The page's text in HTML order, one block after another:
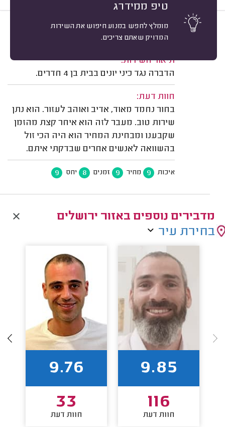
טיפ ממידרג
מומלץ לחפש במנוע חיפוש את השירות
המדויק שאתם צריכים.
דן כהן, ירושלים.
משוב: 08/06/2024
תיאור השירות:
הדברה נגד כיני יונים בבית בן 4 חדרים.
חוות דעת:
בחור נחמד מאוד, אדיב ואוהב לעזור. הוא נתן
שירות טוב. מעבר לזה הוא איחר קצת מהזמן
שקבענו ומבחינת המחיר הוא היה הכי זול
בהשוואה לאנשים אחרים שבדקתי איתם.
איכות 9 מחיר 9 זמנים 8 יחס 9
מדבירים נוספים באזור ירושלים
בחירת עיר
9.85
116
חוות דעת
9.76
33
חוות דעת